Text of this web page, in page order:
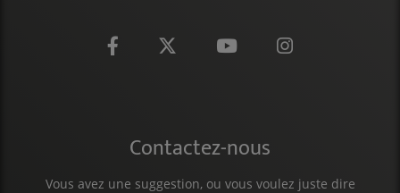
Contactez-nous
Vous avez une suggestion, ou vous voulez juste dire